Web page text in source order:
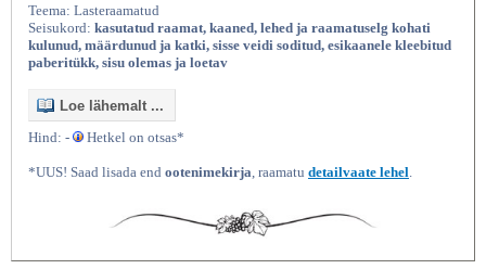
Teema: Lasteraamatud
Seisukord: kasutatud raamat, kaaned, lehed ja raamatuselg kohati
kulunud, määrdunud ja katki, sisse veidi soditud, esikaanele kleebitud
paberitükk, sisu olemas ja loetav
Loe lähemalt ...
Hind: -
Hetkel on otsas*
*UUS! Saad lisada end ootenimekirja , raamatu detailvaate lehel